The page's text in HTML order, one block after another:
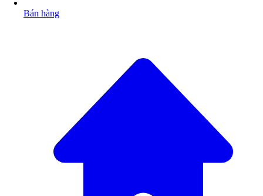
Bán hàng